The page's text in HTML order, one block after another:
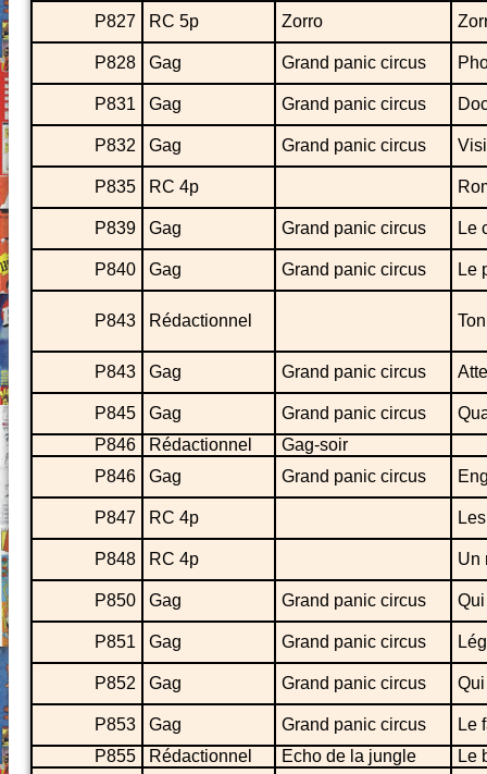
P827 RC 5p Zorro
P828 Gag Grand panic circus
P831 Gag Grand panic circus
P832 Gag Grand panic circus
P835 RC 4p
P839 Gag Grand panic circus Le
P840 Gag Grand panic circus Le
P843 Rédactionnel
P843 Gag Grand panic circus
P845 Gag Grand panic circus
P846
Rédactionnel
Gag-soir
P846
Gag Grand panic circus
P847 RC 4p
P848 RC 4p Un
P850 Gag Grand panic circus
P851 Gag Grand panic circus
P852 Gag Grand panic circus Qui
P853 Gag Grand panic circus
Le
P855
Rédactionnel Echo de la jungle Le